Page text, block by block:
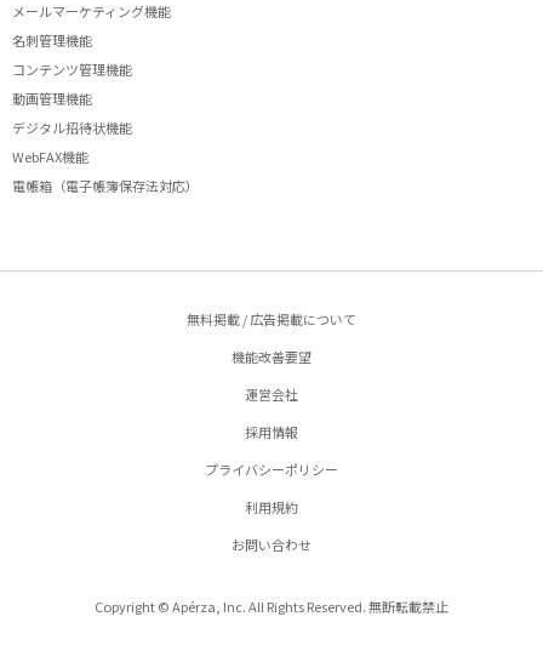
メールマーケティング機能
名刺管理機能
コンテンツ管理機能
動画管理機能
デジタル招待状機能
WebFAX機能
電帳箱（電子帳簿保存法対応）
無料掲載 / 広告掲載について
機能改善要望
運営会社
採用情報
プライバシーポリシー
利用規約
お問い合わせ
Copyright © Apérza, Inc. All Rights Reserved. 無断転載禁止